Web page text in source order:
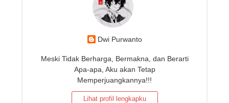
Dwi Purwanto
Meski Tidak Berharga, Bermakna, dan Berarti
Apa-apa, Aku akan Tetap
Memperjuangkannya!!!
Lihat profil lengkapku